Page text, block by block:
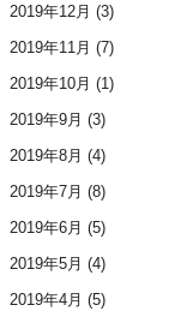
2019年12月 (3)
2019年11月 (7)
2019年10月 (1)
2019年9月 (3)
2019年8月 (4)
2019年7月 (8)
2019年6月 (5)
2019年5月 (4)
2019年4月 (5)